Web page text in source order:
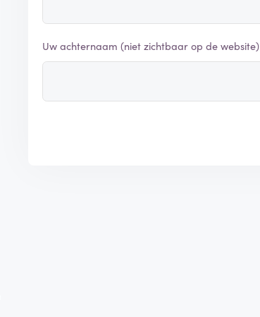
Uw achternaam (niet zichtbaar op de website)